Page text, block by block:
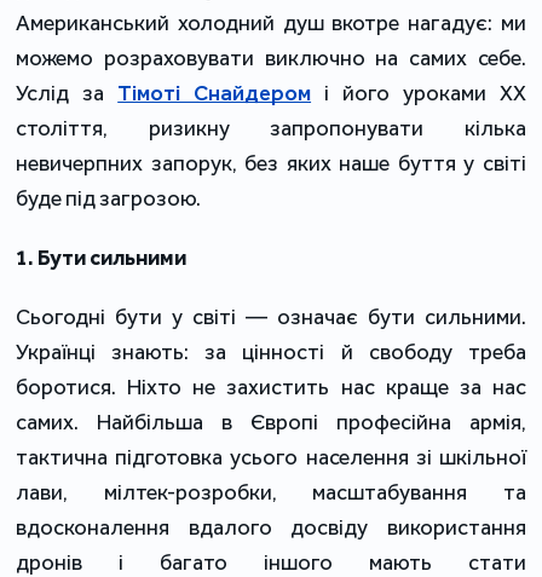
Американський холодний душ вкотре нагадує: ми
можемо розраховувати виключно на самих себе.
Услід за Тімоті Снайдером і його уроками ХХ
століття, ризикну запропонувати кілька
невичерпних запорук, без яких наше буття у світі
буде під загрозою.
1. Бути сильними
Сьогодні бути у світі — означає бути сильними.
Українці знають: за цінності й свободу треба
боротися. Ніхто не захистить нас краще за нас
самих. Найбільша в Європі професійна армія,
тактична підготовка усього населення зі шкільної
лави, мілтек-розробки, масштабування та
вдосконалення вдалого досвіду використання
дронів і багато іншого мають стати